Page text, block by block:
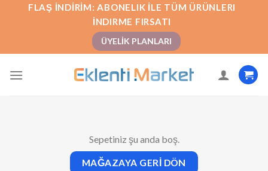
FLAŞ İNDIRIM: ABONELIK İLE TÜM ÜRÜNLERI
İNDIRME FIRSATI
ÜYELIK PLANLARI
Sepetiniz şu anda boş.
MAĞAZAYA GERI DÖN